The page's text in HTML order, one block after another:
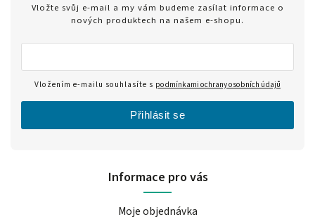
Informace pro vás
Moje objednávka
Vložte svůj e-mail a my vám budeme zasílat informace o
nových produktech na našem e-shopu.
Vložením e-mailu souhlasíte s podmínkami ochrany osobních údajů
Přihlásit se